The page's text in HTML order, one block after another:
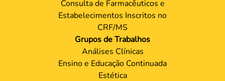
Consulta de Farmacêuticos e
Estabelecimentos Inscritos no
CRF/MS
Grupos de Trabalhos
Análises Clínicas
Ensino e Educação Continuada
Estética